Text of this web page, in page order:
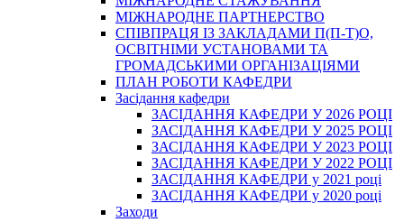
МІЖНАРОДНЕ ПАРТНЕРСТВО
СПІВПРАЦЯ ІЗ ЗАКЛАДАМИ П(П-Т)О,
ОСВІТНІМИ УСТАНОВАМИ ТА
ГРОМАДСЬКИМИ ОРГАНІЗАЦІЯМИ
ПЛАН РОБОТИ КАФЕДРИ
Засідання кафедри
ЗАСІДАННЯ КАФЕДРИ У 2026 РОЦІ
ЗАСІДАННЯ КАФЕДРИ У 2025 РОЦІ
ЗАСІДАННЯ КАФЕДРИ У 2023 РОЦІ
ЗАСІДАННЯ КАФЕДРИ У 2022 РОЦІ
ЗАСІДАННЯ КАФЕДРИ у 2021 році
ЗАСІДАННЯ КАФЕДРИ у 2020 році
Заходи